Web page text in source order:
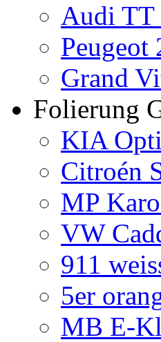
Audi TT
Peugeot
Grand
Folierung
KIA
Citroén
MP
VW
911
5er
MB E-